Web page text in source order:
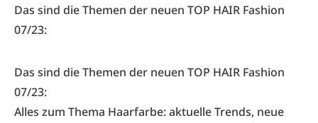
Das sind die Themen der neuen TOP HAIR Fashion
07/23:
Das sind die Themen der neuen TOP HAIR Fashion
07/23:
Alles zum Thema Haarfarbe: aktuelle Trends, neue